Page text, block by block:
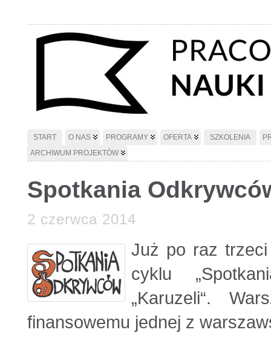
START O NAS PROGRAMY OFERTA SZKOLENIA
ARCHIWUM PROJEKTÓW
Spotkania
2 czerwca 2014
Już po raz trzeci
cyklu
„Karuzeli“.
finansowemu jednej z